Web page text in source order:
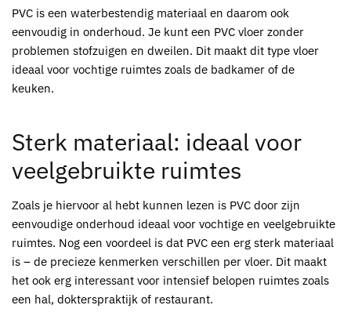
PVC is een waterbestendig materiaal en daarom ook
eenvoudig in onderhoud. Je kunt een PVC vloer zonder
problemen stofzuigen en dweilen. Dit maakt dit type vloer
ideaal voor vochtige ruimtes zoals de badkamer of de
keuken.
Sterk materiaal: ideaal voor
veelgebruikte ruimtes
Zoals je hiervoor al hebt kunnen lezen is PVC door zijn
eenvoudige onderhoud ideaal voor vochtige en veelgebruikte
ruimtes. Nog een voordeel is dat PVC een erg sterk materiaal
is – de precieze kenmerken verschillen per vloer. Dit maakt
het ook erg interessant voor intensief belopen ruimtes zoals
een hal, dokterspraktijk of restaurant.